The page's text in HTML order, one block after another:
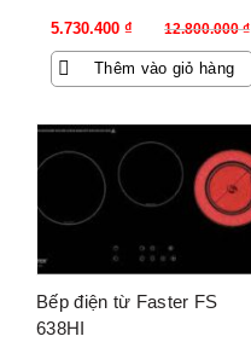
12.800.000₫
Giá
gốc
là:
5.730.400 ₫
Giá
hiện
tại
Thêm vào giỏ hàng
Bếp điện từ Faster FS
638HI